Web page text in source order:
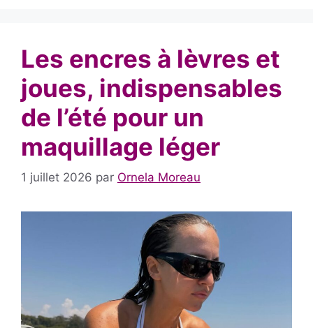
Les encres à lèvres et
joues, indispensables
de l’été pour un
maquillage léger
1 juillet 2026 par Ornela Moreau